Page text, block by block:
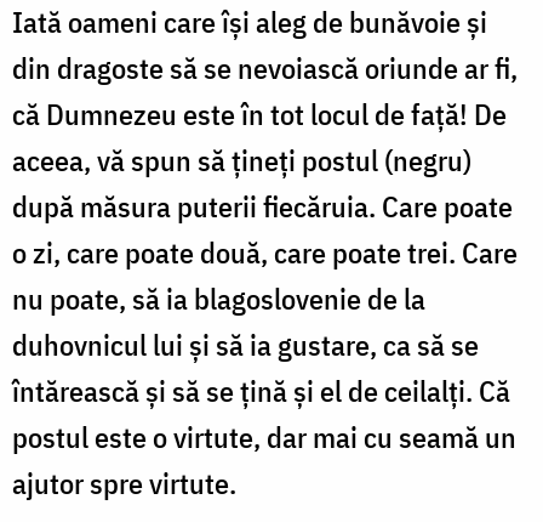
Iată oameni care își aleg de bunăvoie și
din dragoste să se nevoiască oriunde ar fi,
că Dumnezeu este în tot locul de față! De
aceea, vă spun să țineți postul (negru)
după măsura puterii fiecăruia. Care poate
o zi, care poate două, care poate trei. Care
nu poate, să ia blagoslovenie de la
duhovnicul lui și să ia gustare, ca să se
întărească și să se țină și el de ceilalți. Că
postul este o virtute, dar mai cu seamă un
ajutor spre virtute.